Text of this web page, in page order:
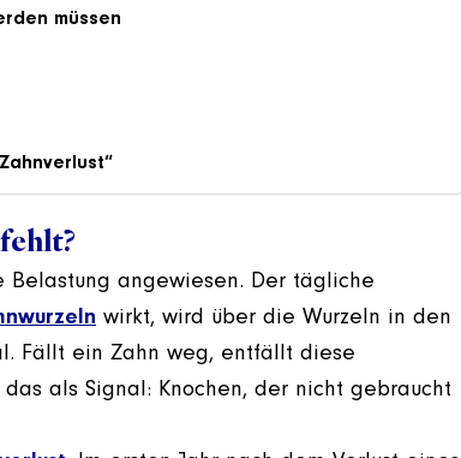
müssen
Belastung angewiesen. Der tägliche
wirkt, wird über die Wurzeln in den
Fällt ein Zahn weg, entfällt diese
als Signal: Knochen, der nicht gebraucht